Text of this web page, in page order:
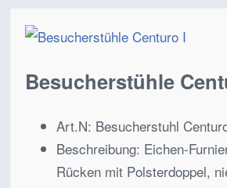
Besucherstühle
Art.N: Besucherstuhl
Beschreibung: Eichen-
Rücken mit Polsterdoppel,